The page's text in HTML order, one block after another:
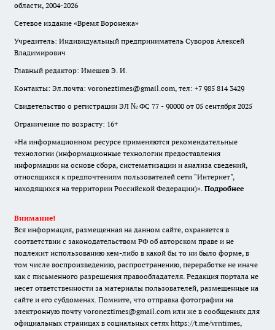
области, 2004-2026
Сетевое издание «Время Воронежа»
Учредитель: Индивидуальный предприниматель Суворов Алексей
Владимирович
Главный редактор: Имешев Э. И.
Контакты: Эл.почта: voroneztimes@gmail.com, тел: +7 985 814 3429
Свидетельство о регистрации ЭЛ № ФС 77 - 90000 от 05 сентября 2025
Ограничение по возрасту: 16+
«На информационном ресурсе применяются рекомендательные
технологии (информационные технологии предоставления
информации на основе сбора, систематизации и анализа сведений,
относящихся к предпочтениям пользователей сети "Интернет",
находящихся на территории Российской Федерации)». Подробнее
Внимание!
Вся информация, размещенная на данном сайте, охраняется в
соответствии с законодательством РФ об авторском праве и не
подлежит использованию кем-либо в какой бы то ни было форме, в
том числе воспроизведению, распространению, переработке не иначе
как с письменного разрешения правообладателя. Редакция портала не
несет ответственности за материалы пользователей, размещенные на
сайте и его субдоменах. Помните, что отправка фотографии на
электронную почту voroneztimes@gmail.com или же в сообщениях для
официальных страницах в социальных сетях https://t.me/vrntimes,